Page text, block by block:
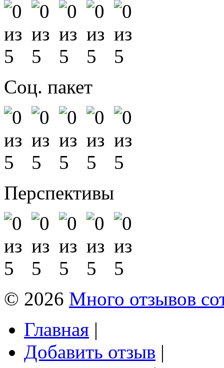
Соц. пакет
Перспективы
© 2026 Много отзывов
Главная |
Добавить отзыв |